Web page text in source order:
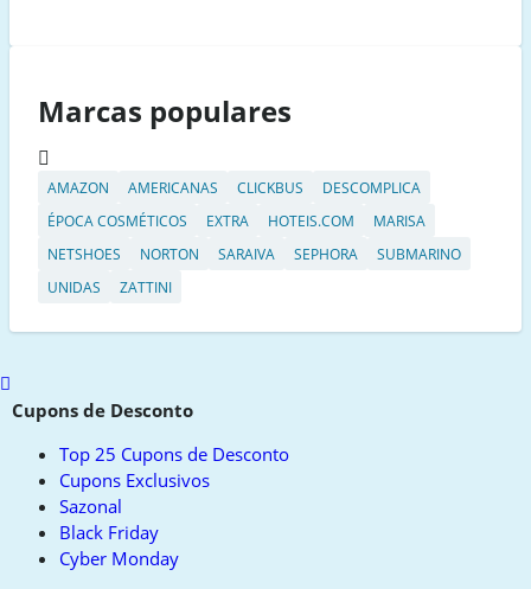
Marcas populares
AMAZON AMERICANAS CLICKBUS
DESCOMPLICA
ÉPOCA COSMÉTICOS
EXTRA HOTEIS.COM
MARISA
NETSHOES
NORTON SARAIVA SEPHORA
SUBMARINO
UNIDAS
ZATTINI
Scroll
toCupons de Desconto
Top 25 Cupons de Desconto
Cupons Exclusivos
Sazonal
Black Friday
Cyber Monday